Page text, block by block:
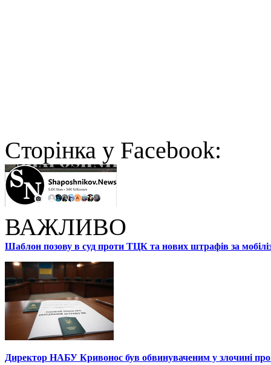
Cторінка у Facebook:
ВАЖЛИВО
Шаблон позову в суд проти ТЦК та нових штрафів за
Директор НАБУ Кривонос був обвинуваченим у злочині про